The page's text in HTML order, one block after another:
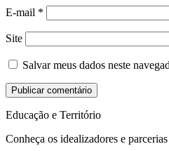
E-mail *
Site
Salvar meus dados neste
Educação e Território
Conheça os idealizadores e